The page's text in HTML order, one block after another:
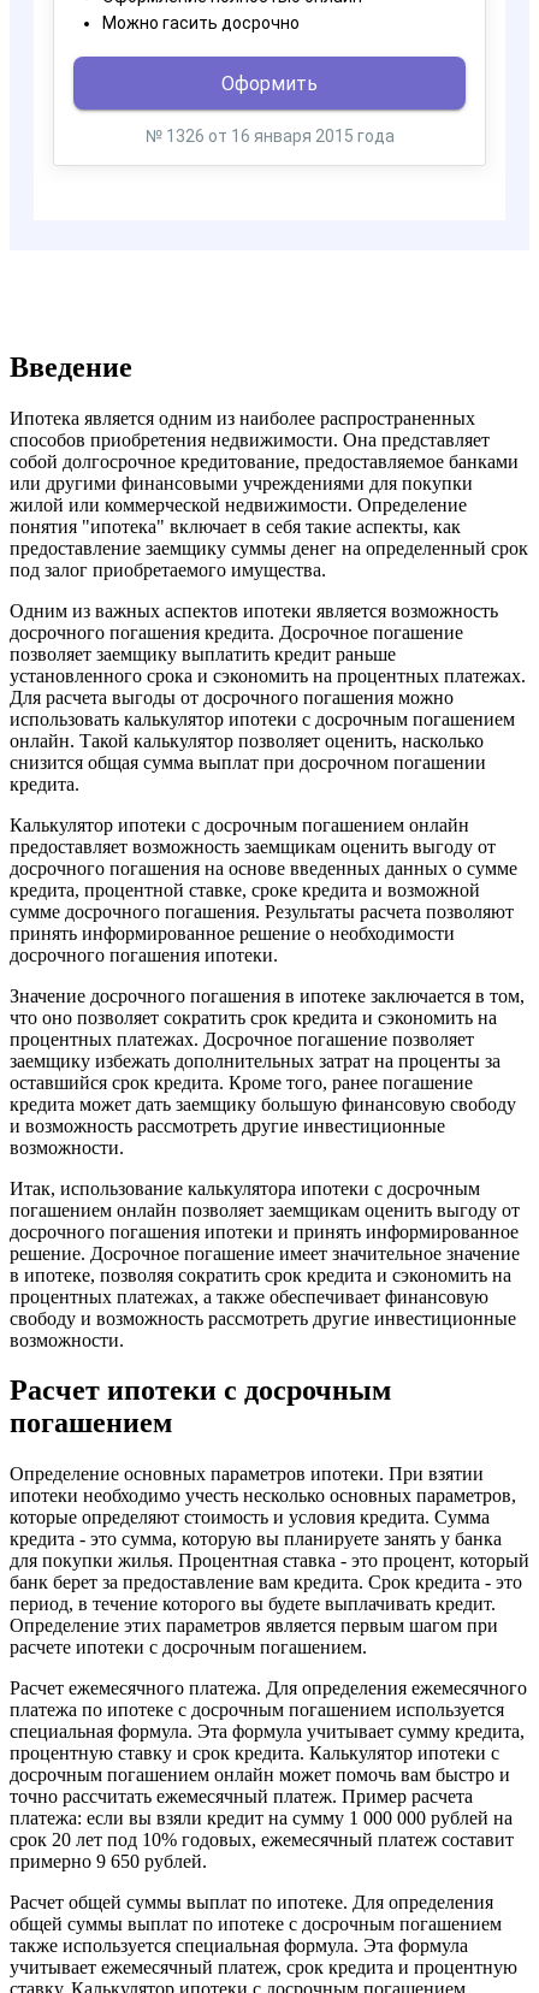
Введение
Ипотека является одним из наиболее распространенных
способов приобретения недвижимости. Она представляет
собой долгосрочное кредитование, предоставляемое банками
или другими финансовыми учреждениями для покупки
жилой или коммерческой недвижимости. Определение
понятия "ипотека" включает в себя такие аспекты, как
предоставление заемщику суммы денег на определенный срок
под залог приобретаемого имущества.
Одним из важных аспектов ипотеки является возможность
досрочного погашения кредита. Досрочное погашение
позволяет заемщику выплатить кредит раньше
установленного срока и сэкономить на процентных платежах.
Для расчета выгоды от досрочного погашения можно
использовать калькулятор ипотеки с досрочным погашением
онлайн. Такой калькулятор позволяет оценить, насколько
снизится общая сумма выплат при досрочном погашении
кредита.
Калькулятор ипотеки с досрочным погашением онлайн
предоставляет возможность заемщикам оценить выгоду от
досрочного погашения на основе введенных данных о сумме
кредита, процентной ставке, сроке кредита и возможной
сумме досрочного погашения. Результаты расчета позволяют
принять информированное решение о необходимости
досрочного погашения ипотеки.
Значение досрочного погашения в ипотеке заключается в том,
что оно позволяет сократить срок кредита и сэкономить на
процентных платежах. Досрочное погашение позволяет
заемщику избежать дополнительных затрат на проценты за
оставшийся срок кредита. Кроме того, ранее погашение
кредита может дать заемщику большую финансовую свободу
и возможность рассмотреть другие инвестиционные
возможности.
Итак, использование калькулятора ипотеки с досрочным
погашением онлайн позволяет заемщикам оценить выгоду от
досрочного погашения ипотеки и принять информированное
решение. Досрочное погашение имеет значительное значение
в ипотеке, позволяя сократить срок кредита и сэкономить на
процентных платежах, а также обеспечивает финансовую
свободу и возможность рассмотреть другие инвестиционные
возможности.
Расчет ипотеки с досрочным
погашением
Определение основных параметров ипотеки. При взятии
ипотеки необходимо учесть несколько основных параметров,
которые определяют стоимость и условия кредита. Сумма
кредита - это сумма, которую вы планируете занять у банка
для покупки жилья. Процентная ставка - это процент, который
банк берет за предоставление вам кредита. Срок кредита - это
период, в течение которого вы будете выплачивать кредит.
Определение этих параметров является первым шагом при
расчете ипотеки с досрочным погашением.
Расчет ежемесячного платежа. Для определения ежемесячного
платежа по ипотеке с досрочным погашением используется
специальная формула. Эта формула учитывает сумму кредита,
процентную ставку и срок кредита. Калькулятор ипотеки с
досрочным погашением онлайн может помочь вам быстро и
точно рассчитать ежемесячный платеж. Пример расчета
платежа: если вы взяли кредит на сумму 1 000 000 рублей на
срок 20 лет под 10% годовых, ежемесячный платеж составит
примерно 9 650 рублей.
Расчет общей суммы выплат по ипотеке. Для определения
общей суммы выплат по ипотеке с досрочным погашением
также используется специальная формула. Эта формула
учитывает ежемесячный платеж, срок кредита и процентную